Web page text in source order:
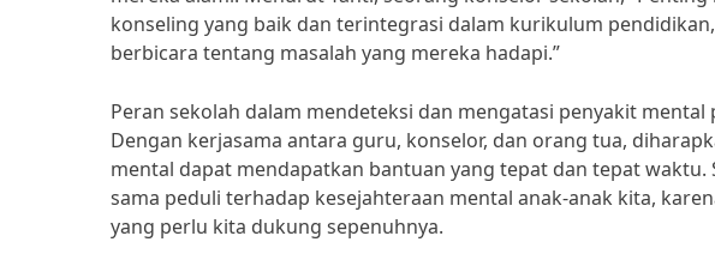
konseling yang baik dan terintegrasi dalam kurikulum
berbicara tentang masalah yang mereka hadapi.”
Peran sekolah dalam mendeteksi dan mengatasi penyakit
Dengan kerjasama antara guru, konselor, dan orang tua,
mental dapat mendapatkan bantuan yang tepat dan tepat
sama peduli terhadap kesejahteraan mental anak-anak kita,
yang perlu kita dukung sepenuhnya.